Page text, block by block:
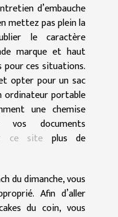
d’embauche
mettez pas plein la
le caractère
marque et haut
pour ces situations.
opter pour un sac
ordinateur portable
une chemise
documents
ce site plus de
du dimanche, vous
Afin d’aller
du coin, vous